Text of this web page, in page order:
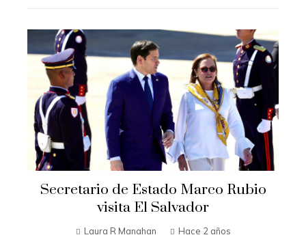
Secretario de Estado Marco Rubio
visita El Salvador
Laura R Manahan Hace 2 años